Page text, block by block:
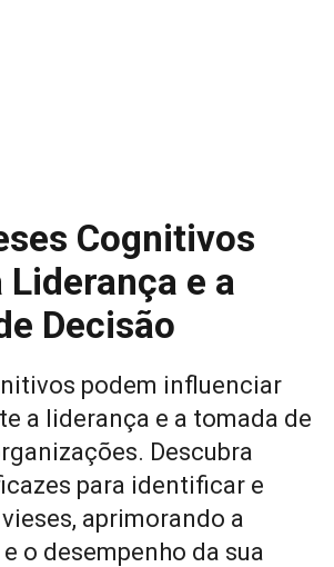
Cognitivos
e a
Decisão
podem influenciar
a liderança e a tomada de
Descubra
para identificar e
aprimorando a
o desempenho da sua